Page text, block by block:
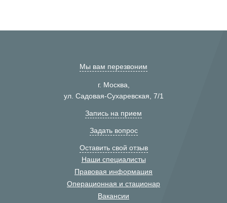
Мы вам перезвоним
г. Москва,
ул. Садовая-Сухаревская, 7/1
Запись на прием
Задать вопрос
Оставить свой отзыв
Наши специалисты
Правовая информация
Операционная и стационар
Вакансии